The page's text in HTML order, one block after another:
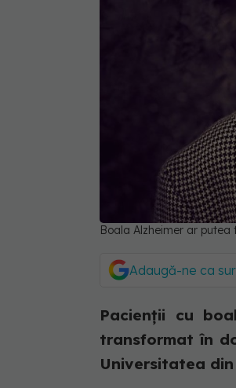
Boala Alzheimer ar putea
Adaugă-ne ca
Pacienții cu
transformat în
Universitatea